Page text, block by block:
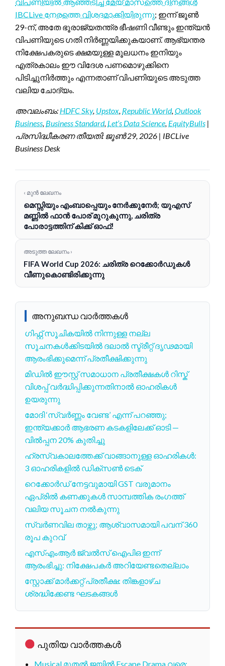
IBCLive നേരത്തെ വിശദമാക്കിയിരുന്നു; ഇന്ന് ജൂൺ
29-ന്, അതേ ഭൂരാജ്യതന്ത്ര ഭീഷണി വീണ്ടും ഇന്ത്യൻ
വിപണിയുടെ ഗതി നിർണ്ണയിക്കുകയാണ്. ആഭ്യന്തര
നിക്ഷേപകരുടെ ക്ഷമയുള്ള മൂലധനം ഇനിയും
എത്രകാലം ഈ വിദേശ പണമൊഴുക്കിനെ
പിടിച്ചുനിർത്തും എന്നതാണ് വിപണിയുടെ അടുത്ത
വലിയ ചോദ്യം.
അവലംബം: HDFC Sky, Upstox Republic World, Outlook
Business Business Standard, Let’s Data Science EquityBulls |
പ്രസിദ്ധീകരണ തീയതി: ജൂൺ 29, 2026 | IBCLive
Business Desk
‹ മുൻ ലേഖനം
മെസ്സിയും എംബാപ്പെയും നേർക്കുനേർ; യുഎസ്
മണ്ണിൽ ഫാൻ പോര് മുറുകുന്നു, ചരിത്ര
പോരാട്ടത്തിന് കിക്ക് ഓഫ്!
അടുത്ത ലേഖനം ›
FIFA World Cup 2026: ചരിത്ര റെക്കോർഡുകൾ
വീണുകൊണ്ടിരിക്കുന്നു
അനുബന്ധ വാർത്തകൾ
ഗിഫ്റ്റ് സൂചികയിൽ നിന്നുള്ള നല്ല
സൂചനകൾക്കിടയിൽ ദലാൽ സ്ട്രീറ്റ് ദൃഢമായി
ആരംഭിക്കുമെന്ന് പ്രതീക്ഷിക്കുന്നു
മിഡിൽ ഈസ്റ്റ് സമാധാന പ്രതീക്ഷകൾ റിസ്ക്
വിശപ്പ് വർദ്ധിപ്പിക്കുന്നതിനാൽ ഓഹരികൾ
ഉയരുന്നു
മോദി ‘സ്വർണ്ണം വേണ്ട’ എന്ന് പറഞ്ഞു;
ഇന്ത്യക്കാർ ആഭരണ കടകളിലേക്ക് ഓടി —
വിൽപ്പന 20% കുതിച്ചു
ഹ്രസ്വകാലത്തേക്ക് വാങ്ങാനുള്ള ഓഹരികൾ:
3 ഓഹരികളിൽ ഡിക്സൺ ടെക്
റെക്കോർഡ് നേട്ടവുമായി GST വരുമാനം
ഏപ്രിൽ കണക്കുകൾ സാമ്പത്തിക രംഗത്ത്
വലിയ സൂചന നൽകുന്നു
സ്വർണവില താഴ്ന്നു; ആശ്വാസമായി പവന് 360
രൂപ കുറവ്
എസ്എംആർ ജ്വൽസ് ഐപിഒ ഇന്ന്
ആരംഭിച്ചു: നിക്ഷേപകർ അറിയേണ്ടതെല്ലാം
സ്റ്റോക്ക് മാർക്കറ്റ് പ്രതീക്ഷ: തിങ്കളാഴ്ച
ശ്രദ്ധിക്കേണ്ട ഘടകങ്ങൾ
പുതിയ വാർത്തകൾ
Musical മുതൽ ജയിൽ Escape Drama വരെ: